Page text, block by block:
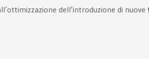
dell’introduzione di nuove